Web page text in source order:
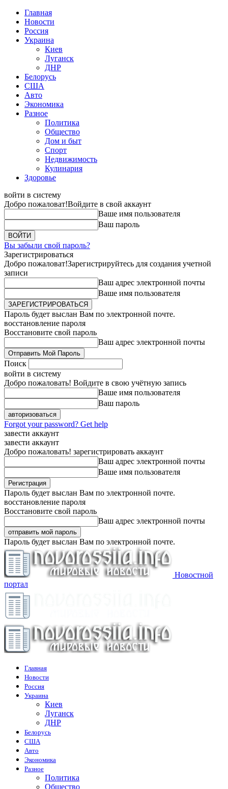
Главная
Новости
Россия
Украина
Киев
Луганск
ДНР
Белорусь
США
Авто
Экономика
Разное
Политика
Общество
Дом и быт
Спорт
Недвижимость
Кулинария
Здоровье
войти в систему
Добро пожаловат!Войдите в свой аккаунт
Ваше имя пользователя
Ваш пароль
Вы забыли свой пароль?
Зарегистрироваться
Добро пожаловат!Зарегистрируйтесь для создания учетной
записи
Ваш адрес электронной почты
Ваше имя пользователя
Пароль будет выслан Вам по электронной почте.
восстановление пароля
Восстановите свой пароль
Ваш адрес электронной почты
Поиск
войти в систему
Добро пожаловать! Войдите в свою учётную запись
Ваше имя пользователя
Ваш пароль
Forgot your password? Get help
завести аккаунт
завести аккаунт
Добро пожаловать! зарегистрировать аккаунт
Ваш адрес электронной почты
Ваше имя пользователя
Пароль будет выслан Вам по электронной почте.
восстановление пароля
Восстановите свой пароль
Ваш адрес электронной почты
Пароль будет выслан Вам по электронной почте.
Новостной
портал
Главная
Новости
Россия
Украина
Киев
Луганск
ДНР
Белорусь
США
Авто
Экономика
Разное
Политика
Общество